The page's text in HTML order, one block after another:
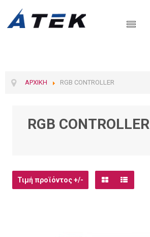
ΑΡΧΙΚΉ RGB CONTROLLER
RGB CONTROLLER
Τιμή προϊόντος +/-